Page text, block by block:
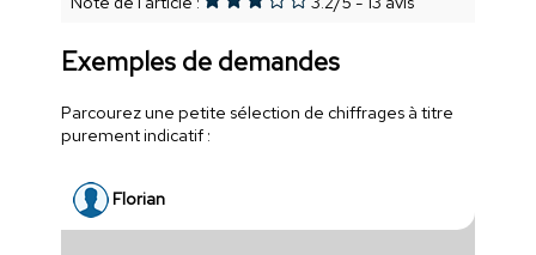
Exemples de demandes
Parcourez une petite sélection de chiffrages à titre
purement indicatif :
Florian